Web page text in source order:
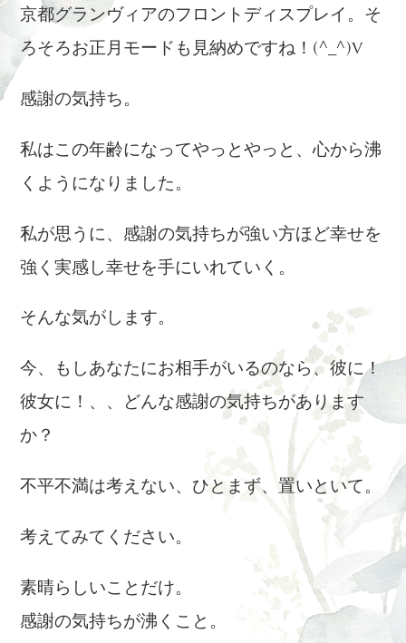
京都グランヴィアのフロントディスプレイ。そ
ろそろお正月モードも見納めですね！(^_^)v
感謝の気持ち。
私はこの年齢になってやっとやっと、心から沸
くようになりました。
私が思うに、感謝の気持ちが強い方ほど幸せを
強く実感し幸せを手にいれていく。
そんな気がします。
今、もしあなたにお相手がいるのなら、彼に！
彼女に！、、どんな感謝の気持ちがあります
か？
不平不満は考えない、ひとまず、置いといて。
考えてみてください。
素晴らしいことだけ。
感謝の気持ちが沸くこと。